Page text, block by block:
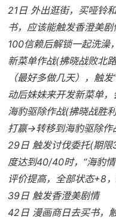
21日 外出逛街，买哑铃
书，应该能触发香澄美
100信赖后解锁一起洗澡
新菜单作战(拂晓战败北
（最好多做几天），触
动后妹妹来开发新菜单，
海豹驱除作战(拂晓战胜
打赢→转移到海豹驱除
29日 触发讨伐委托(期
度达到40/40时，“海豹
评价提高，全部状态+8
39日 触发香澄美剧情
42日 漫画商日去买书，